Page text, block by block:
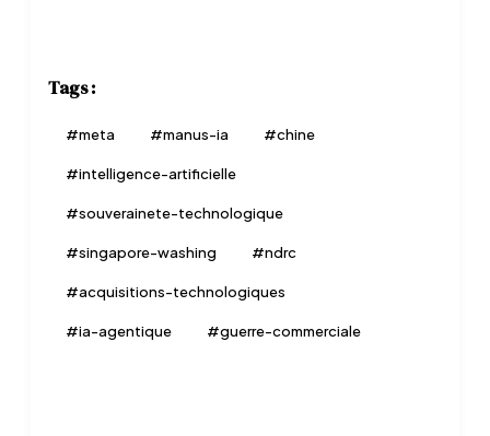
Tags :
#meta #manus-ia #chine
#intelligence-artificielle
#souverainete-technologique
#singapore-washing #ndrc
#acquisitions-technologiques
#ia-agentique #guerre-commerciale